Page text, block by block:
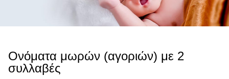
Ονόματα μωρών (αγοριών) με 2
συλλαβές